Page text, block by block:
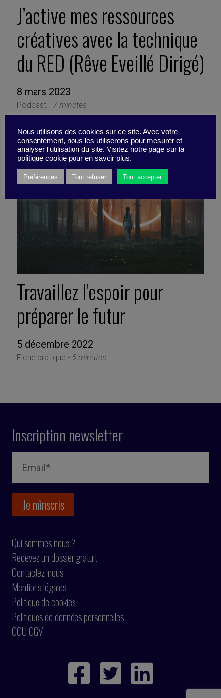
J’active mes ressources
créatives avec la technique
du RED (Rêve Eveillé Dirigé)
8 mars 2023
Podcast - 7 minutes
Travaillez l’espoir pour
préparer le futur
5 décembre 2022
Fiche pratique - 5 minutes
Inscription newsletter
Qui sommes nous ?
Recevez un dossier gratuit
Contactez-nous
Mentions légales
Politique de cookies
Politiques de données personnelles
CGU CGV
Nous utilisons des cookies sur ce site. Avec votre
consentement, nous les utiliserons pour mesurer et
analyser l'utilisation du site. Visitez notre page sur la
politique cookie pour en savoir plus.
Préférences Tout refuser Tout accepter